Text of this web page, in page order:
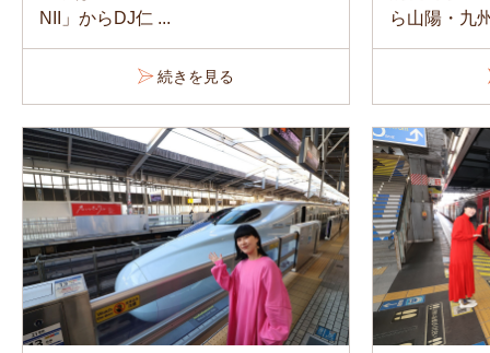
NII」からDJ仁 ...
続きを見る
ら山陽・九